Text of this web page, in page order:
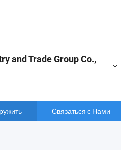
and Trade Group Co.,
Связаться с Нами